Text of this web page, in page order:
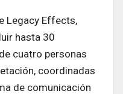
Legacy Effects,
hasta 30
cuatro personas
coordinadas
de comunicación